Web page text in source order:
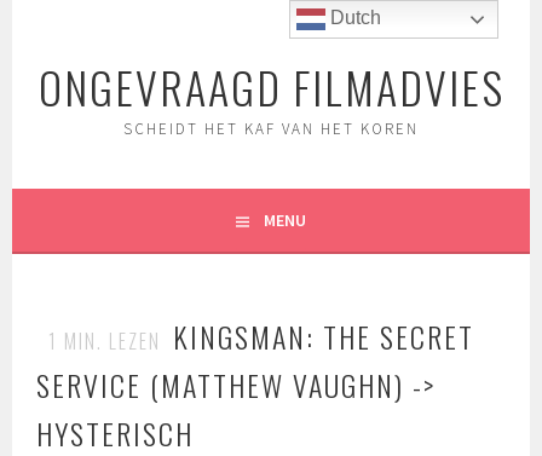
inhoudONGEVRAAGD FILMADVIES
SCHEIDT HET KAF VAN HET KOREN
MENU
1 MIN. LEZEN
KINGSMAN: THE SECRET
SERVICE (MATTHEW VAUGHN) ->
HYSTERISCH
Dutch